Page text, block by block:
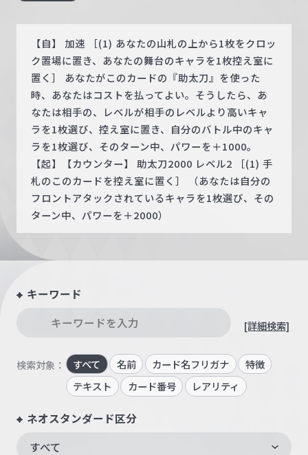
【自】 加速 ［(1) あなたの山札の上から1枚をクロッ
ク置場に置き、あなたの舞台のキャラを1枚控え室に
置く］ あなたがこのカードの『助太刀』を使った
時、あなたはコストを払ってよい。そうしたら、あ
なたは相手の、レベルが相手のレベルより高いキャ
ラを1枚選び、控え室に置き、自分のバトル中のキャ
ラを1枚選び、そのターン中、パワーを＋1000。
【起】【カウンター】 助太刀2000 レベル2 ［(1) 手
札のこのカードを控え室に置く］ （あなたは自分の
フロントアタックされているキャラを1枚選び、その
ターン中、パワーを＋2000）
キーワード
[詳細検索]
検索対象： すべて 名前 カード名フリガナ
特徴
テキスト
カード番号 レアリティ
ネオスタンダード区分
すべて